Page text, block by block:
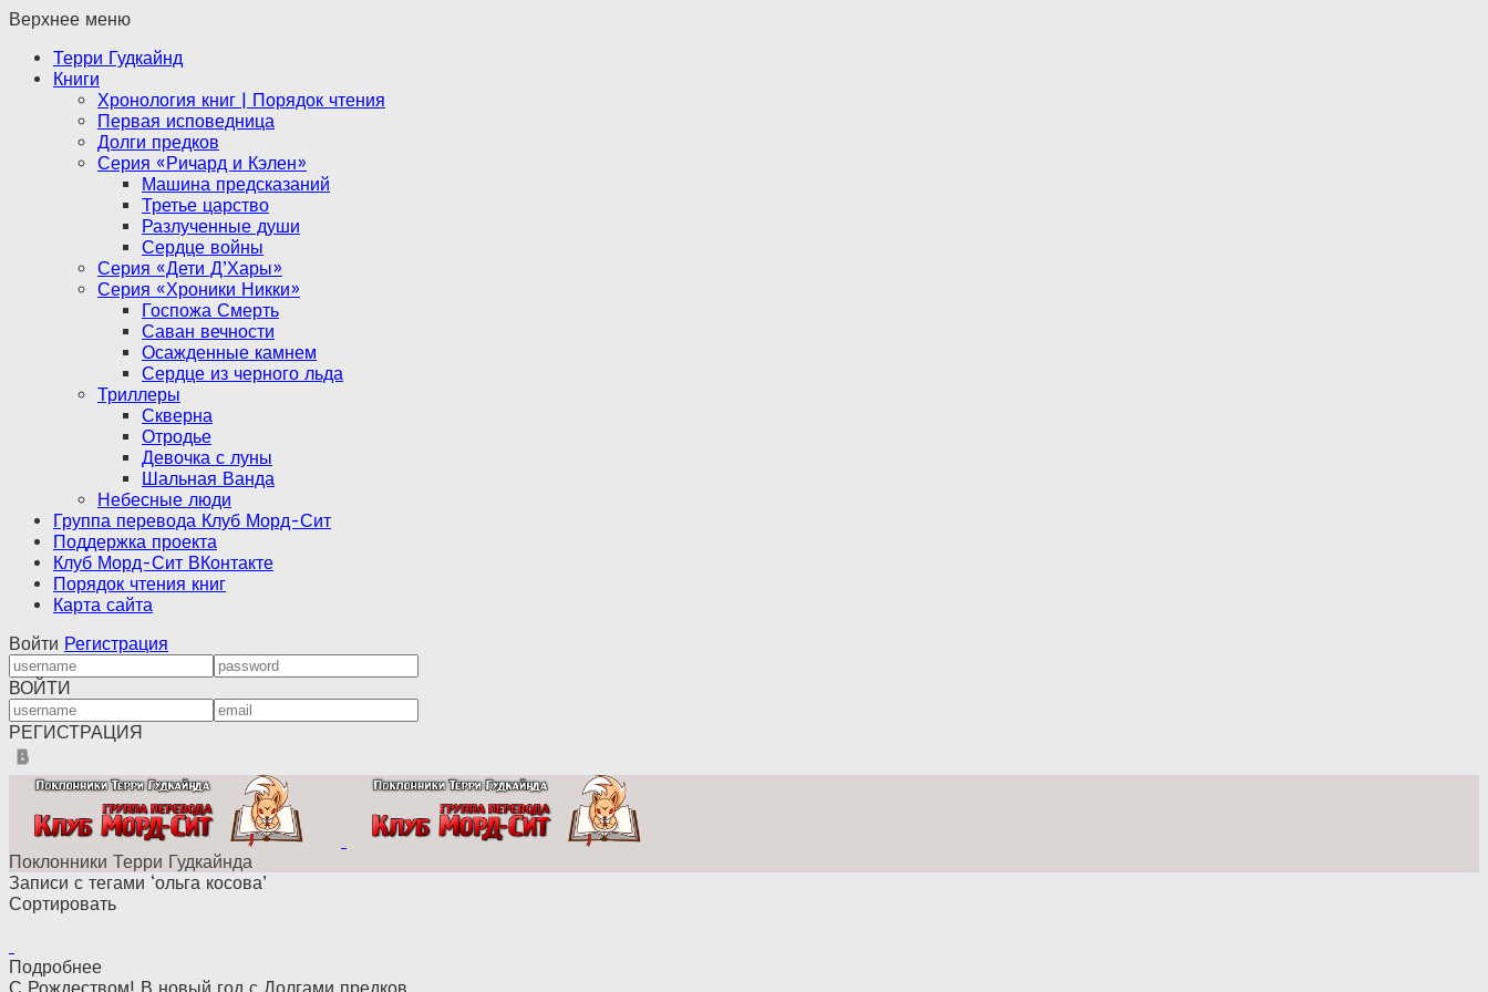
Верхнее меню
Терри Гудкайнд
Книги
Хронология книг | Порядок чтения
Первая исповедница
Долги предков
Серия «Ричард и Кэлен»
Машина предсказаний
Третье царство
Разлученные души
Сердце войны
Серия «Дети Д’Хары»
Серия «Хроники Никки»
Госпожа Смерть
Саван вечности
Осажденные камнем
Сердце из черного льда
Триллеры
Скверна
Отродье
Девочка с луны
Шальная Ванда
Небесные люди
Группа перевода Клуб Морд-Сит
Поддержка проекта
Клуб Морд-Сит ВКонтакте
Порядок чтения книг
Карта сайта
Войти Регистрация
ВОЙТИ
РЕГИСТРАЦИЯ
Поклонники Терри Гудкайнда
Записи с тегами ‘ольга косова’
Сортировать
Подробнее